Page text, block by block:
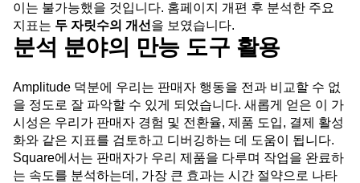
이는 불가능했을 것입니다. 홈페이지 개편 후 분석한 주요
지표는 두 자릿수의 개선 을 보였습니다.
분석 분야의 만능 도구 활용
Amplitude 덕분에 우리는 판매자 행동을 전과 비교할 수 없
을 정도로 잘 파악할 수 있게 되었습니다. 새롭게 얻은 이 가
시성은 우리가 판매자 경험 및 전환율, 제품 도입, 결제 활성
화와 같은 지표를 검토하고 디버깅하는 데 도움이 됩니다.
Square에서는 판매자가 우리 제품을 다루며 작업을 완료하
는 속도를 분석하는데, 가장 큰 효과는 시간 절약으로 나타